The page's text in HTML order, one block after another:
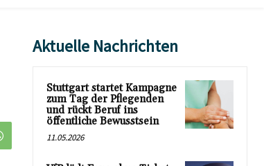
Aktuelle Nachrichten
Stuttgart startet Kampagne
zum Tag der Pflegenden
und rückt Beruf ins
öffentliche Bewusstsein
11.05.2026